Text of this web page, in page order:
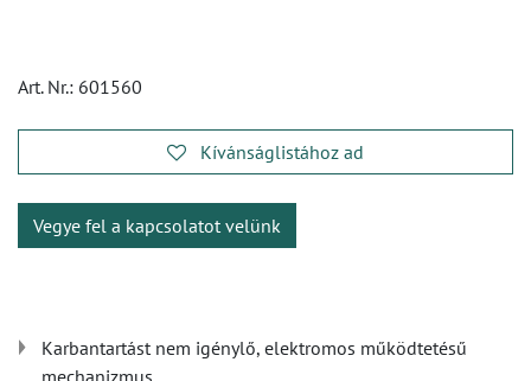
Art. Nr.: 601560
Kívánságlistához ad
Vegye fel a kapcsolatot velünk
Karbantartást nem igénylő, elektromos működtetésű
mechanizmus